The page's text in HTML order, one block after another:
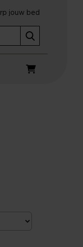
Winkelwagen
jouw bed